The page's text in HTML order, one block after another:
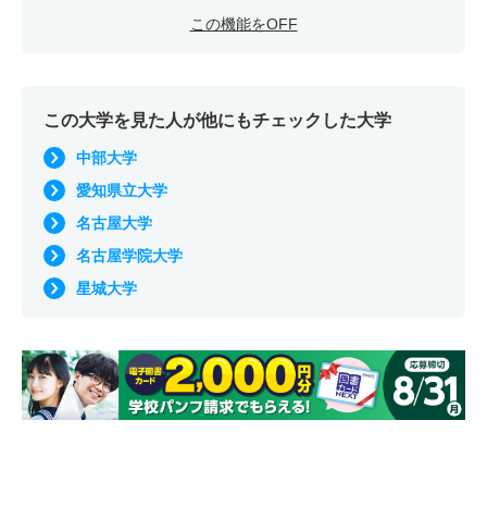
この機能をOFF
この大学を見た人が他にもチェックした大学
中部大学
愛知県立大学
名古屋大学
名古屋学院大学
星城大学